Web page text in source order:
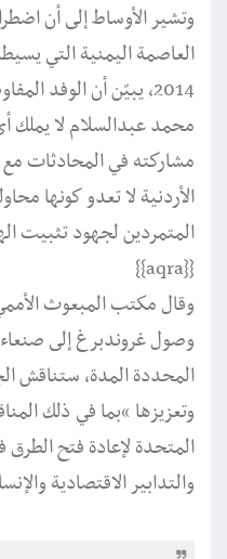
وتشير الأوساط إلى أن
العاصمة اليمنية التي
2014، يبيّن أن الوفد
محمد عبدالسلام لا يملك
مشاركته في المحادثات
الأردنية لا تعدو كونها
المتمردين لجهود تثبيت
{{aqra}}
وقال مكتب المبعوث
وصول غروندبرغ إلى صنعاء،
المحددة المدة، ستناقش
وتعزيزها “بما في ذلك
المتحدة لإعادة فتح
والتدابير الاقتصادية